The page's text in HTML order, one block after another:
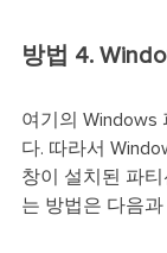
방법 4.
여기의 Windows
다. 따라서
창이 설치된 파
는 방법은 다음과